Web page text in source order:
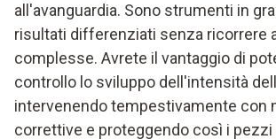
all'avanguardia. Sono strumenti in
risultati differenziati senza ricorrere
complesse. Avrete il vantaggio di
controllo lo sviluppo dell'intensità
intervenendo tempestivamente con
correttive e proteggendo così i